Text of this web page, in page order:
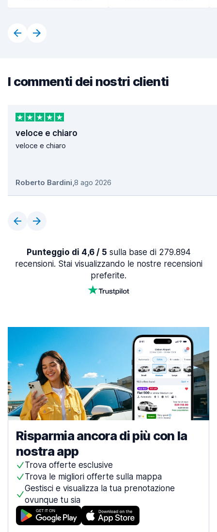
I commenti dei nostri clienti
veloce e chiaro
veloce e chiaro
Roberto Bardini,8 ago 2026
Punteggio di 4,6 / 5 sulla base di 279.894
recensioni. Stai visualizzando le nostre recensioni
preferite.
Risparmia ancora di più con la
nostra app
Trova offerte esclusive
Trova le migliori offerte sulla mappa
Gestisci e visualizza la tua prenotazione
ovunque tu sia